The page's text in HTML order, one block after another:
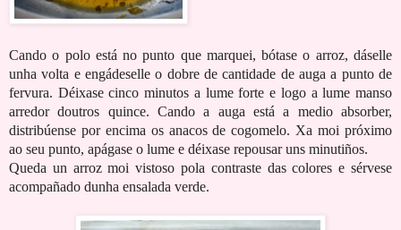
Cando o polo está no punto que marquei, bótase o arroz, dáselle
unha volta e engádeselle o dobre de cantidade de auga a punto de
fervura. Déixase cinco minutos a lume forte e logo a lume manso
arredor doutros quince. Cando a auga está a medio absorber,
distribúense por encima os anacos de cogomelo. Xa moi próximo
ao seu punto, apágase o lume e déixase repousar uns minutiños.
Queda un arroz moi vistoso pola contraste das colores e sérvese
acompañado dunha ensalada verde.